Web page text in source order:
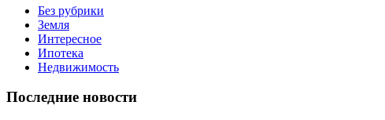
Без рубрики
Земля
Интересное
Ипотека
Недвижимость
Последние новости